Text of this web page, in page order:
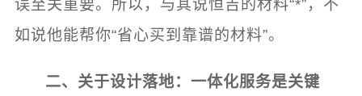
误至关重要。所以，与其说恒吉的材料“*”，不
如说他能帮你“省心买到靠谱的材料”。
二、关于设计落地：一体化服务是关键